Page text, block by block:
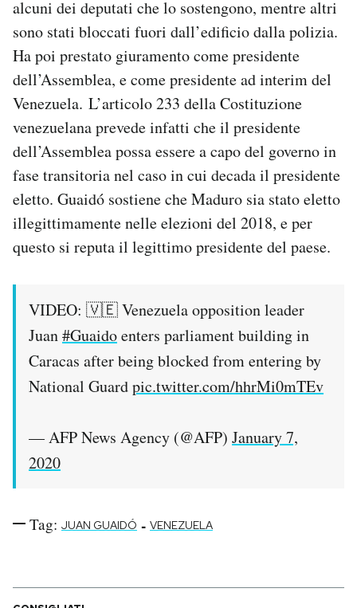
alcuni dei deputati che lo sostengono, mentre altri
sono stati bloccati fuori dall’edificio dalla polizia.
Ha poi prestato giuramento come presidente
dell’Assemblea, e come presidente ad interim del
Venezuela. L’articolo 233 della Costituzione
venezuelana prevede infatti che il presidente
dell’Assemblea possa essere a capo del governo in
fase transitoria nel caso in cui decada il presidente
eletto. Guaidó sostiene che Maduro sia stato eletto
illegittimamente nelle elezioni del 2018, e per
questo si reputa il legittimo presidente del paese.
VIDEO: 🇻🇪 Venezuela opposition leader
Juan#Guaidoenters parliament building in
Caracas after being blocked from entering by
National Guardpic.twitter.com/hhrMi0mTEv
— AFP News Agency (@AFP) January 7,
2020
Tag: JUAN GUAIDÓ - VENEZUELA